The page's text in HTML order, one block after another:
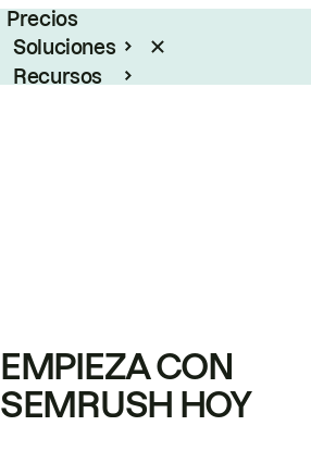
Precios
Soluciones
Recursos
EMPIEZA CON
SEMRUSH HOY